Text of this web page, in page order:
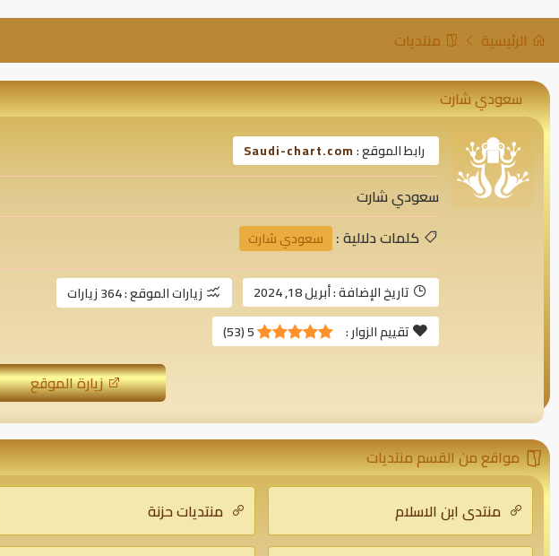
الرئيسية منتديات
سعودي شارت
رابط الموقع :Saudi-chart.com
سعودي شارت
كلمات دلالية :
سعودي شارت
تاريخ الإضافة :أبريل 18, 2024 زيارات الموقع :364 زيارات
تقييم الزوار :
5
(
53
)
زيارة الموقع
مواقع من القسم منتديات
منتدي ابن الاسلام
منتديات حزنة